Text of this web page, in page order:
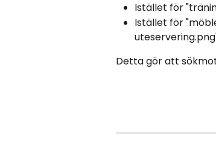
Istället för
Istället för
Detta gör att